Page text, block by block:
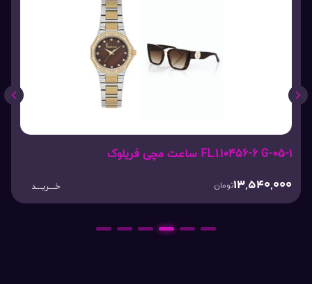
FL.1.10456-6 G-05-1 ساعت مچی فریلوک
13,540,000تومان خـــریـــد
1
2
3
4
5